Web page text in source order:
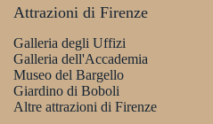
Attrazioni di Firenze
Galleria degli Uffizi
Galleria dell'Accademia
Museo del Bargello
Giardino di Boboli
Altre attrazioni di Firenze